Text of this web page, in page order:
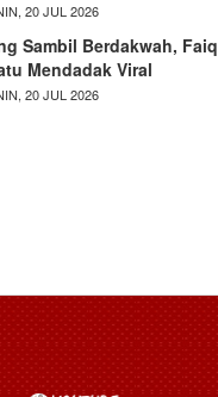
20 JUL 2026
Sambil Berdakwah, Faiq
Mendadak Viral
20 JUL 2026